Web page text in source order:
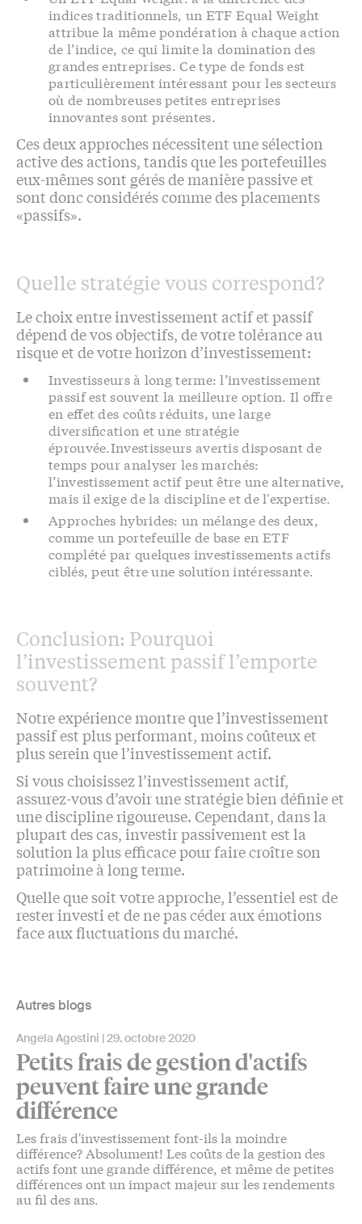
indices traditionnels, un ETF Equal Weight
attribue la même pondération à chaque action
de l’indice, ce qui limite la domination des
grandes entreprises. Ce type de fonds est
particulièrement intéressant pour les secteurs
où de nombreuses petites entreprises
innovantes sont présentes.
Ces deux approches nécessitent une sélection
active des actions, tandis que les portefeuilles
eux-mêmes sont gérés de manière passive et
sont donc considérés comme des placements
«passifs».
Quelle stratégie vous correspond?
Le choix entre investissement actif et passif
dépend de vos objectifs, de votre tolérance au
risque et de votre horizon d’investissement:
Investisseurs à long terme: l’investissement
passif est souvent la meilleure option. Il offre
en effet des coûts réduits, une large
diversification et une stratégie
éprouvée.Investisseurs avertis disposant de
temps pour analyser les marchés:
l’investissement actif peut être une alternative,
mais il exige de la discipline et de l'expertise.
Approches hybrides: un mélange des deux,
comme un portefeuille de base en ETF
complété par quelques investissements actifs
ciblés, peut être une solution intéressante.
Conclusion: Pourquoi
l’investissement passif l’emporte
souvent?
Notre expérience montre que l’investissement
passif est plus performant, moins coûteux et
plus serein que l’investissement actif.
Si vous choisissez l’investissement actif,
assurez-vous d’avoir une stratégie bien définie et
une discipline rigoureuse. Cependant, dans la
plupart des cas, investir passivement est la
solution la plus efficace pour faire croître son
patrimoine à long terme.
Quelle que soit votre approche, l’essentiel est de
rester investi et de ne pas céder aux émotions
face aux fluctuations du marché.
Autres blogs
Angela Agostini 29. octobre 2020
Petits frais de gestion d'actifs
peuvent faire une grande
différence
Les frais d'investissement font-ils la moindre
différence? Absolument! Les coûts de la gestion des
actifs font une grande différence, et même de petites
différences ont un impact majeur sur les rendements
au fil des ans.